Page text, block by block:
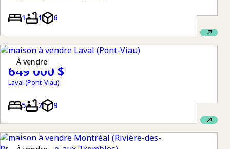
1 1 6
à vendre
649 000 $
Laval (Pont-Viau)
5 2 9